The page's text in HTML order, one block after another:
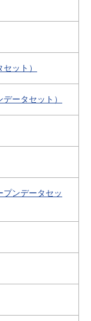
ット）
ータセット）
ンデータセッ